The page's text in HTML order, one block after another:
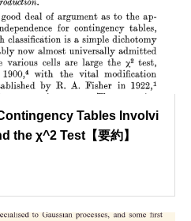
Tables Involvi
the χ^2 Test【要約】